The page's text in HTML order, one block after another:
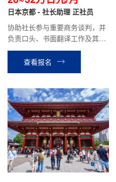
日本京都 - 社长助理 正社员
协助社长参与重要商务谈判，并
负责口头、书面翻译工作及其他
资料的撰写；协助处理银行，行
政，财务相关业务；协助日本商
业信息的收集及业务拓展，做好
查看报名